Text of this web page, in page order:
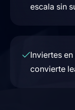
escala sin
Inviertes
convierte